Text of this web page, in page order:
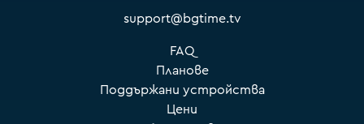
support@bgtime.tv
FAQ
Планове
Поддържани устройства
Цени